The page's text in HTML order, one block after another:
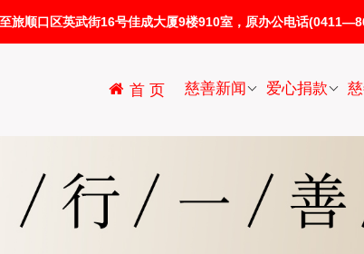
旅顺口区英武街16号佳成大厦9楼910室，原办公电话
首 页 慈善新闻 爱心捐款